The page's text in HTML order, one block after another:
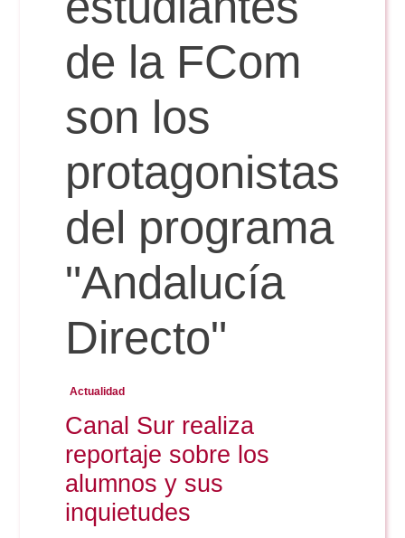
Comunicación Audiovisual
Doble Grado PER/CAV
#YoPractico
Boletines
de la FCom
son los
protagonistas
del programa
"Andalucía
Directo"
Actualidad
Canal Sur realiza
reportaje sobre los
alumnos y sus
inquietudes